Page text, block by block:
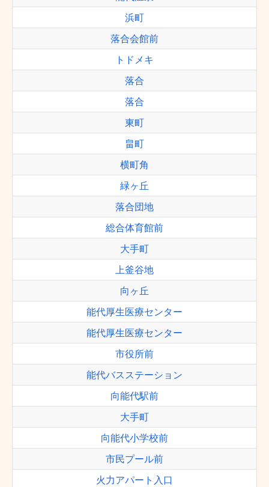
浜町
落合会館前
トドメキ
落合
落合
東町
畠町
横町角
緑ヶ丘
落合団地
総合体育館前
大手町
上釜谷地
向ヶ丘
能代厚生医療センター
能代厚生医療センター
市役所前
能代バスステーション
向能代駅前
大手町
向能代小学校前
市民プール前
火力アパート入口